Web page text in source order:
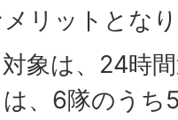
リットとな
象は、24時
、6隊のうち